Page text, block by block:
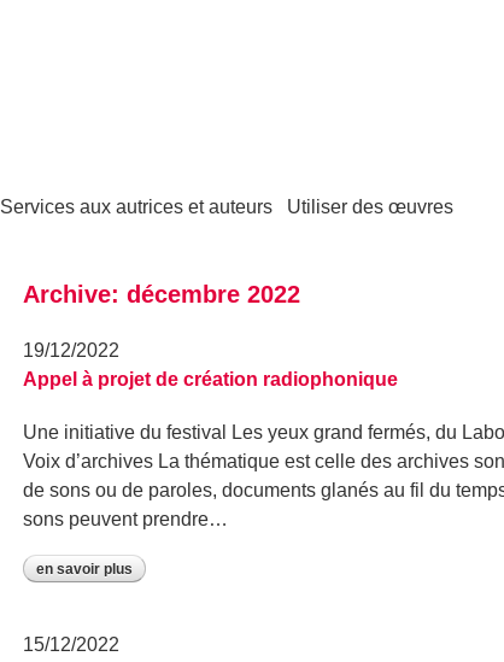
Services aux autrices et auteurs Utiliser des œuvres
Archive: décembre 2022
19/12/2022
Appel à projet de création radiophonique
Une initiative du festival Les yeux grand fermés, du
Voix d’archives La thématique est celle des archives
de sons ou de paroles, documents glanés au fil du
sons peuvent prendre…
en savoir plus
15/12/2022